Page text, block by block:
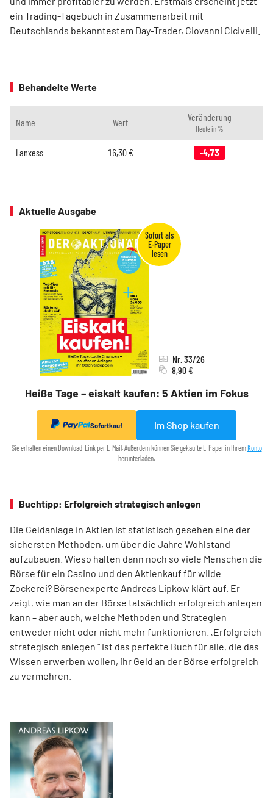
ein Trading-Tagebuch in Zusammenarbeit mit
Deutschlands bekanntestem Day-Trader, Giovanni Cicivelli.
Behandelte Werte
Name Wert Veränderung
Heute in %
Lanxess 16,30€ -4,73
Aktuelle Ausgabe
Heiße Tage – eiskalt kaufen: 5 Aktien im Fokus
Nr. 33/26
8,90 €
Sofortkauf Im Shop kaufen
Sie erhalten einen Download-Link per E-Mail. Außerdem können Sie gekaufte E-Paper in Ihrem Konto
herunterladen.
Buchtipp: Erfolgreich strategisch anlegen
Die Geldanlage in Aktien ist statistisch gesehen eine der
sichersten Methoden, um über die Jahre Wohlstand
aufzubauen. Wieso halten dann noch so viele Menschen die
Börse für ein Casino und den Aktienkauf für wilde
Zockerei? Börsenexperte Andreas Lipkow klärt auf. Er
zeigt, wie man an der Börse tatsächlich erfolgreich anlegen
kann – aber auch, welche Methoden und Strategien
entweder nicht oder nicht mehr funktionieren. „Erfolgreich
strategisch anlegen “ ist das perfekte Buch für alle, die das
Wissen erwerben wollen, ihr Geld an der Börse erfolgreich
zu vermehren.